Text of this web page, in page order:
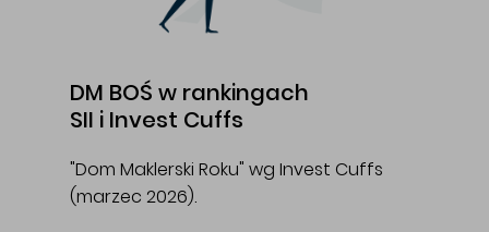
DM BOŚ w rankingach
SII i Invest Cuffs
"Dom Maklerski Roku" wg Invest Cuffs
(marzec 2026).